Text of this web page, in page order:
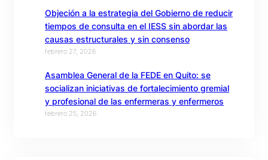
Objeción a la estrategia del Gobierno de reducir
tiempos de consulta en el IESS sin abordar las
causas estructurales y sin consenso
febrero 27, 2026
Asamblea General de la FEDE en Quito: se
socializan iniciativas de fortalecimiento gremial
y profesional de las enfermeras y enfermeros
febrero 25, 2026